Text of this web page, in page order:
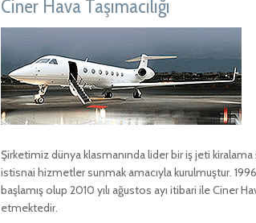
Ciner Hava Taşımacılığı
Şirketimiz dünya klasmanında lider bir iş jeti
istisnai hizmetler sunmak amacıyla kurulmuştur.
başlamış olup 2010 yılı ağustos ayı itibari ile Ciner
etmektedir.